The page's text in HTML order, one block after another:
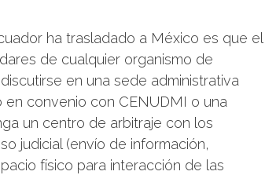
ha trasladado a México es que el
de cualquier organismo de
en una sede administrativa
convenio con CENUDMI o una
un centro de arbitraje con los
judicial (envío de información,
físico para interacción de las